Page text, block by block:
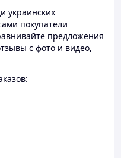
украинских
покупатели
предложения
с фото и видео,